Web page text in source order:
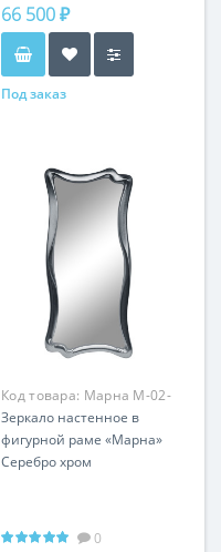
66 500 ₽
Под заказ
Код товара: Марна M-02-
74
Зеркало настенное в
фигурной раме «Марна»
Серебро хром
0